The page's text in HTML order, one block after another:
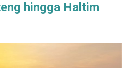
hingga Haltim